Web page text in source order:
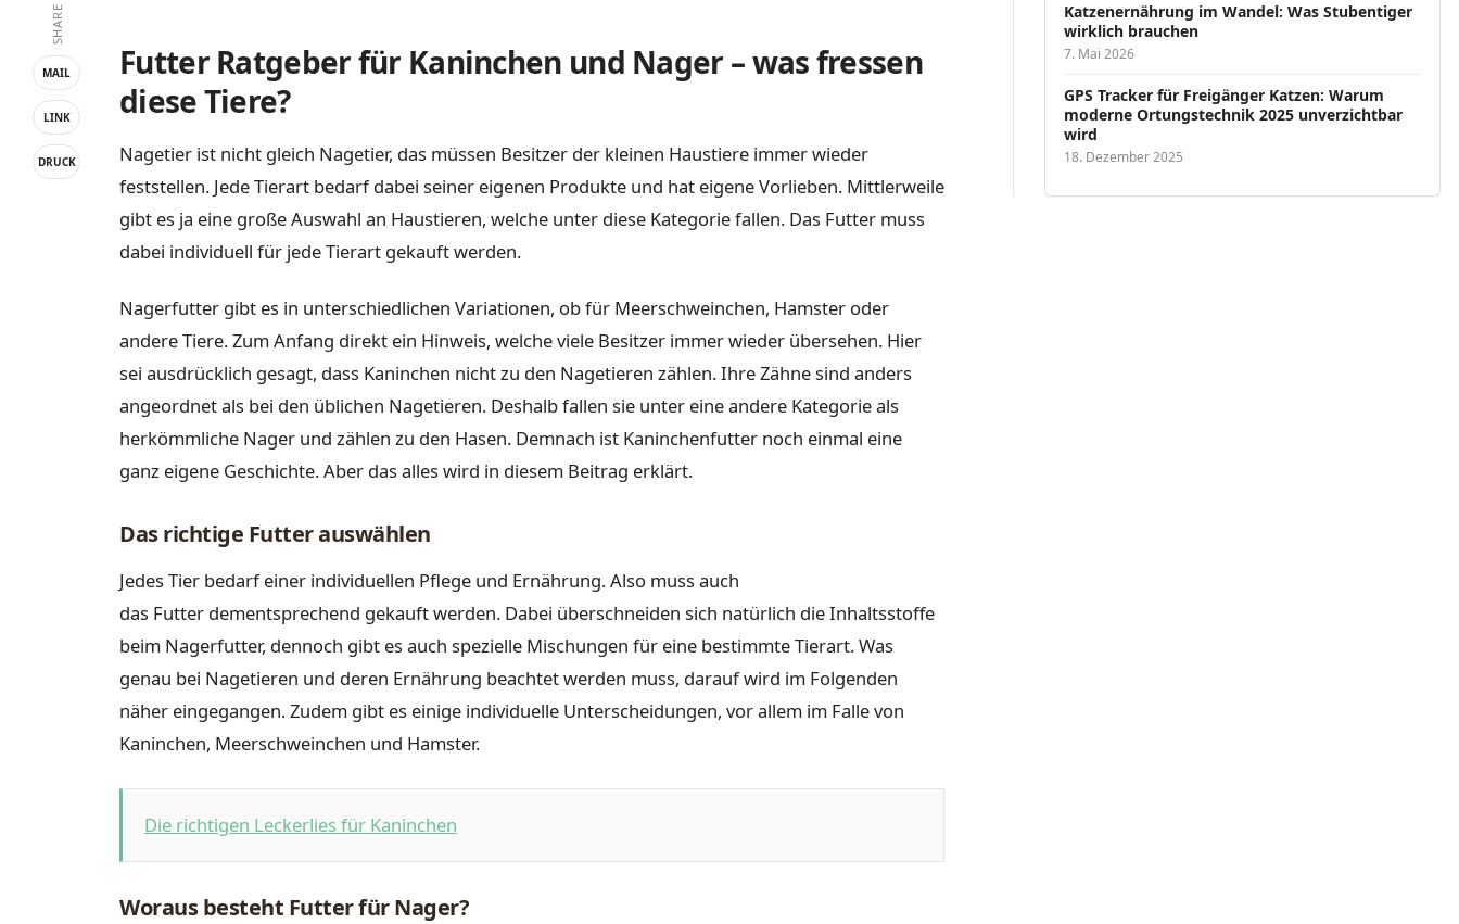
SHARE
MAIL
LINK
DRUCK
Futter Ratgeber für Kaninchen und Nager – was fressen
diese Tiere?
Nagetier ist nicht gleich Nagetier, das müssen Besitzer der kleinen Haustiere immer wieder
feststellen. Jede Tierart bedarf dabei seiner eigenen Produkte und hat eigene Vorlieben. Mittlerweile
gibt es ja eine große Auswahl an Haustieren, welche unter diese Kategorie fallen. Das Futter muss
dabei individuell für jede Tierart gekauft werden.
Nagerfutter gibt es in unterschiedlichen Variationen, ob für Meerschweinchen, Hamster oder
andere Tiere. Zum Anfang direkt ein Hinweis, welche viele Besitzer immer wieder übersehen. Hier
sei ausdrücklich gesagt, dass Kaninchen nicht zu den Nagetieren zählen. Ihre Zähne sind anders
angeordnet als bei den üblichen Nagetieren. Deshalb fallen sie unter eine andere Kategorie als
herkömmliche Nager und zählen zu den Hasen. Demnach ist Kaninchenfutter noch einmal eine
ganz eigene Geschichte. Aber das alles wird in diesem Beitrag erklärt.
Das richtige Futter auswählen
Jedes Tier bedarf einer individuellen Pflege und Ernährung. Also muss auch
das Futter dementsprechend gekauft werden. Dabei überschneiden sich natürlich die Inhaltsstoffe
beim Nagerfutter, dennoch gibt es auch spezielle Mischungen für eine bestimmte Tierart. Was
genau bei Nagetieren und deren Ernährung beachtet werden muss, darauf wird im Folgenden
näher eingegangen. Zudem gibt es einige individuelle Unterscheidungen, vor allem im Falle von
Kaninchen, Meerschweinchen und Hamster.
Die richtigen Leckerlies für Kaninchen
Woraus besteht Futter für Nager?
Katzenernährung im Wandel: Was Stubentiger
wirklich brauchen
7. Mai 2026
GPS Tracker für Freigänger Katzen: Warum
moderne Ortungstechnik 2025 unverzichtbar
wird
18. Dezember 2025